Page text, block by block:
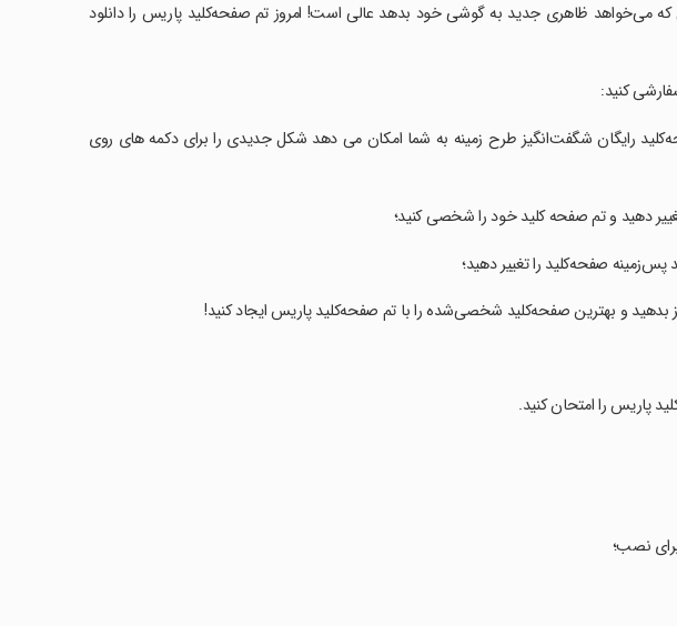
می‌خواهد ظاهری جدید به گوشی خود بدهد عالی است! امروز تم صفحه‌کلید پاریس را دانلود
کنید:
رایگان شگفت‌انگیز طرح زمینه به شما امکان می دهد شکل جدیدی را برای دکمه های روی
دهید و تم صفحه کلید خود را شخصی کنید؛
پس‌زمینه صفحه‌کلید را تغییر دهید؛
و بهترین صفحه‌کلید شخصی‌شده را با تم صفحه‌کلید پاریس ایجاد کنید!
پاریس را امتحان کنید.
نصب؛